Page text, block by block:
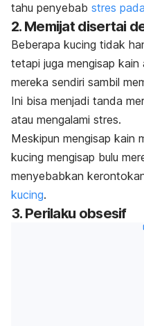
tahu penyebab stres
2. Memijat disertai
Beberapa kucing tidak
tetapi juga mengisap
mereka sendiri sambil
Ini bisa menjadi tanda
atau mengalami stres.
Meskipun mengisap kain
kucing mengisap bulu
menyebabkan
kucing.
3. Perilaku obsesif